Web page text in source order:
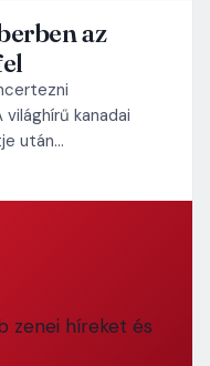
az
kanadai
után…
zenei híreket és